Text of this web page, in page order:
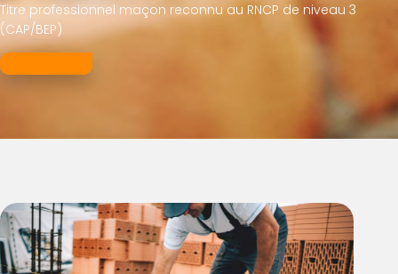
Titre professionnel maçon reconnu au RNCP de niveau 3
(CAP/BEP)
Je m'inscris